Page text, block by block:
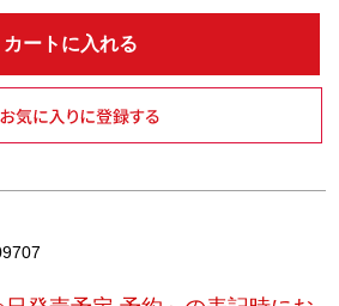
カートに入れる